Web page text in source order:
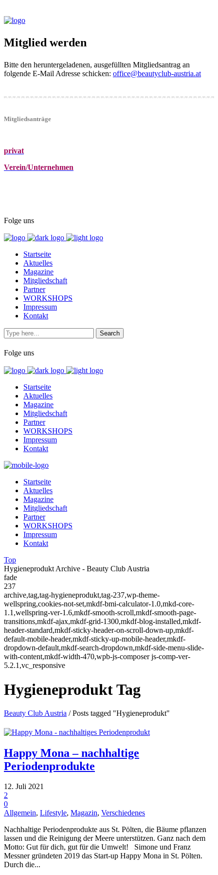
Mitglied werden
Bitte den heruntergeladenen, ausgefüllten Mitgliedsantrag an
folgende E-Mail Adresse schicken: office@beautyclub-austria.at
Mitgliedsanträge
privat
Verein/Unternehmen
Folge uns
Startseite
Aktuelles
Magazine
Mitgliedschaft
Partner
WORKSHOPS
Impressum
Kontakt
Folge uns
Startseite
Aktuelles
Magazine
Mitgliedschaft
Partner
WORKSHOPS
Impressum
Kontakt
Startseite
Aktuelles
Magazine
Mitgliedschaft
Partner
WORKSHOPS
Impressum
Kontakt
Top
Hygieneprodukt Archive - Beauty Club Austria
fade
237
archive,tag,tag-hygieneprodukt,tag-237,wp-theme-
wellspring,cookies-not-set,mkdf-bmi-calculator-1.0,mkd-core-
1.1,wellspring-ver-1.6,mkdf-smooth-scroll,mkdf-smooth-page-
transitions,mkdf-ajax,mkdf-grid-1300,mkdf-blog-installed,mkdf-
header-standard,mkdf-sticky-header-on-scroll-down-up,mkdf-
default-mobile-header,mkdf-sticky-up-mobile-header,mkdf-
dropdown-default,mkdf-search-dropdown,mkdf-side-menu-slide-
with-content,mkdf-width-470,wpb-js-composer js-comp-ver-
5.2.1,vc_responsive
Hygieneprodukt Tag
Beauty Club Austria /Posts tagged "Hygieneprodukt"
Happy Mona – nachhaltige
Periodenprodukte
12. Juli 2021
2
0
Allgemein, Lifestyle, Magazin, Verschiedenes
Nachhaltige Periodenprodukte aus St. Pölten, die Bäume pflanzen
lassen und die Reinigung der Meere unterstützen. Ganz nach dem
Motto: Gut für dich, gut für die Umwelt! Simone und Franz
Messner gründeten 2019 das Start-up Happy Mona in St. Pölten.
Durch die...